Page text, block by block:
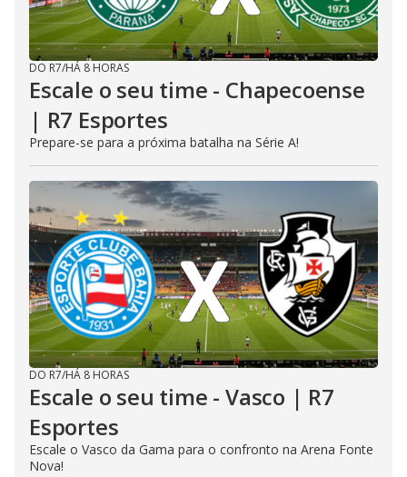
DO R7/HÁ 8 HORAS
Escale o seu time - Chapecoense
| R7 Esportes
Prepare-se para a próxima batalha na Série A!
DO R7/HÁ 8 HORAS
Escale o seu time - Vasco | R7
Esportes
Escale o Vasco da Gama para o confronto na Arena Fonte
Nova!